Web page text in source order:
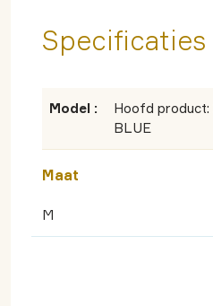
Specificaties
Model :
Hoofd product:
BLUE
Maat
M